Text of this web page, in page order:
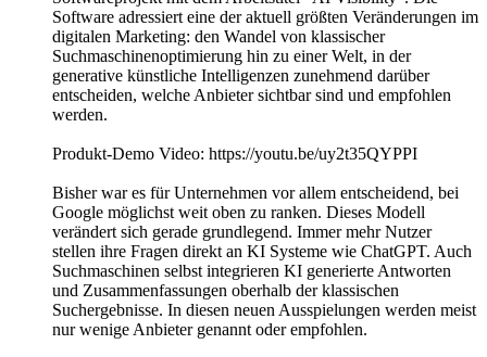
Software adressiert eine der aktuell größten Veränderungen im
digitalen Marketing: den Wandel von klassischer
Suchmaschinenoptimierung hin zu einer Welt, in der
generative künstliche Intelligenzen zunehmend darüber
entscheiden, welche Anbieter sichtbar sind und empfohlen
werden.
Produkt-Demo Video: https://youtu.be/uy2t35QYPPI
Bisher war es für Unternehmen vor allem entscheidend, bei
Google möglichst weit oben zu ranken. Dieses Modell
verändert sich gerade grundlegend. Immer mehr Nutzer
stellen ihre Fragen direkt an KI Systeme wie ChatGPT. Auch
Suchmaschinen selbst integrieren KI generierte Antworten
und Zusammenfassungen oberhalb der klassischen
Suchergebnisse. In diesen neuen Ausspielungen werden meist
nur wenige Anbieter genannt oder empfohlen.